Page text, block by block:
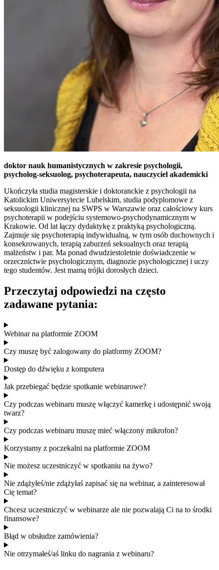
doktor nauk humanistycznych w zakresie psychologii,
psycholog-seksuolog, psychoterapeuta, nauczyciel akademicki
Ukończyła studia magisterskie i doktoranckie z psychologii na
Katolickim Uniwersytecie Lubelskim, studia podyplomowe z
seksuologii klinicznej na SWPS w Warszawie oraz całościowy kurs
psychoterapii w podejściu systemowo-psychodynamicznym w
Krakowie. Od lat łączy dydaktykę z praktyką psychologiczną.
Zajmuje się psychoterapią indywidualną, w tym osób duchownych i
konsekrowanych, terapią zaburzeń seksualnych oraz terapią
małżeństw i par. Ma ponad dwudziestoletnie doświadczenie w
orzecznictwie psychologicznym, diagnozie psychologicznej i uczy
tego studentów. Jest mamą trójki dorosłych dzieci.
Przeczytaj odpowiedzi na często
zadawane pytania:
Webinar na platformie ZOOM
Czy muszę być zalogowany do platformy ZOOM?
Dostęp do dźwięku z komputera
Jak przebiegać będzie spotkanie webinarowe?
Czy podczas webinaru muszę włączyć kamerkę i udostępnić swoją
twarz?
Czy podczas webinaru muszę mieć włączony mikrofon?
Korzystamy z poczekalni na platformie ZOOM
Nie możesz uczestniczyć w spotkaniu na żywo? ​
Nie zdążyłeś/nie zdążyłaś zapisać się na webinar, a zainteresował
Cię temat?
Chcesz uczestniczyć w webinarze ale nie pozwalają Ci na to środki
finansowe?​
Błąd w obsłudze zamówienia?
Nie otrzymałeś/aś linku do nagrania z webinaru?